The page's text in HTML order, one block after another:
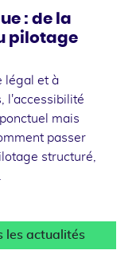
: de la
pilotage
légal et à
l'accessibilité
mais
passer
structuré,
les actualités